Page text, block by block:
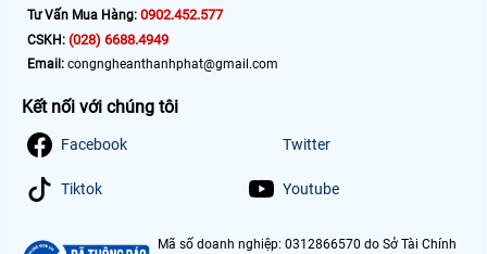
Tư Vấn Mua Hàng: 0902.452.577
CSKH: (028) 6688.4949
Email: congngheanthanhphat@gmail.com
Kết nối với chúng tôi
Facebook Twitter
Tiktok Youtube
Mã số doanh nghiệp: 0312866570 do Sở Tài Chính